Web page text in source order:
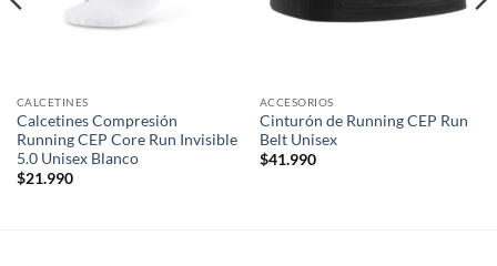
CALCETINES
Calcetines Compresión
Running CEP Core Run Invisible
5.0 Unisex Blanco
$21.990
ACCESORIOS
Cinturón de Running CEP Run
Belt Unisex
$41.990